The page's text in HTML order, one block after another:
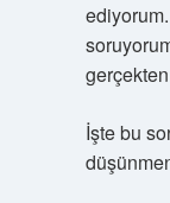
gerçekten
İşte bu